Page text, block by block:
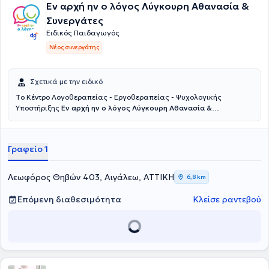
Εν αρχή ην ο λόγος Λύγκουρη Αθανασία &
Συνεργάτες
Ειδικός Παιδαγωγός
Νέος συνεργάτης
Σχετικά με την ειδικό
Tο Κέντρο Λογοθεραπείας - Εργοθεραπείας - Ψυχολογικής
Υποστήριξης Εν αρχή ην ο λόγος Λύγκουρη Αθανασία &
παρέχοντας υπηρεσίες Λογοθεραπείας, Εργοθερααπείας, Ειδικής
Απευθύνεται σε παιδιά που παρουσιάζουν αυτισμό, ΔΕΠΥ,
αρθρωτικές δυσκολίες, γλωσσική καθυστέρηση, τραυλισμό,
δυσκολίες αισθητηριακής επεξεργασίας, μαθησιακές δυσκολίες,
δυσπραξία, γλωσσική δυσπραξία, θέματα συμπεριφοράς,
συναισθηματικές διαταραχές, έλλειψη αυτοπεποίθησης, ειδική
γλωσσική διαταραχή. Ο Ειδικός Παιδαγωγός του κέντρου είναι ο
πτυχίο Νηπιαγωγού από το Πανεπιστήμιο του Derby. Ακόμα, είναι
μεγάλο Πανεπιστήμιο της Μάλτας. Παράλληλα, παρακολουθεί
Γραφείο 1
Λεωφόρος Θηβών 403, Αιγάλεω, ΑΤΤΙΚΗ 6,8 km
Επόμενη διαθεσιμότητα Κλείσε ραντεβού